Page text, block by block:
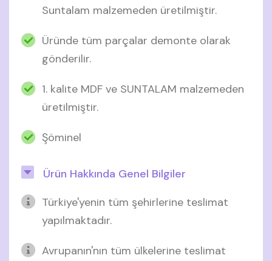
Suntalam malzemeden üretilmiştir.
Üründe tüm parçalar demonte olarak
gönderilir.
1. kalite MDF ve SUNTALAM malzemeden
üretilmiştir.
Şöminel
Ürün Hakkında Genel Bilgiler
Türkiye'yenin tüm şehirlerine teslimat
yapılmaktadır.
Avrupanın'nın tüm ülkelerine teslimat